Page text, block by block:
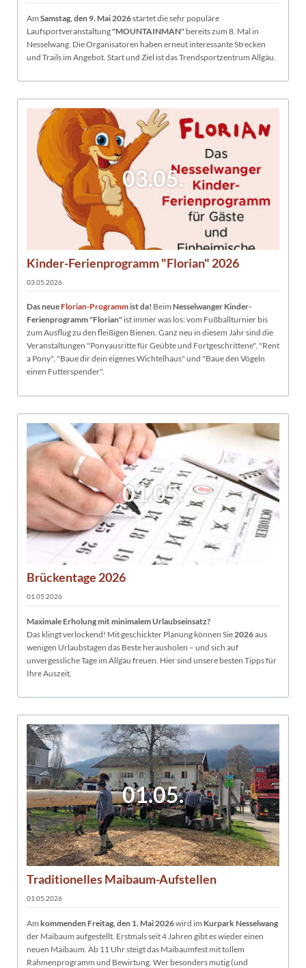
Am Samstag, den 9. Mai 2026startet die sehr populäre
Laufsportveranstaltung"MOUNTAINMAN" bereits zum 8. Mal in
Nesselwang. Die Organisatoren haben erneut interessante Strecken
und Trails im Angebot. Start und Ziel ist das Trendsportzentrum Allgäu.
03.05.
Kinder-Ferienprogramm "Florian" 2026
03.05.2026
Das neueFlorian-Programmist da! Beim Nesselwanger Kinder-
Ferienprogramm "Florian" ist immer was los: vom Fußballturnier bis
zum Ausflug zu den fleißigen Bienen. Ganz neu in diesem Jahr sind die
Veranstaltungen "Ponyausritte für Geübte und Fortgeschrittene", "Rent
a Pony", "Baue dir dein eigenes Wichtelhaus" und "Baue den Vögeln
einen Futterspender".
01.05.
Brückentage 2026
01.05.2026
Maximale Erholung mit minimalem Urlaubseinsatz?
Das klingt verlockend! Mit geschickter Planung können Sie 2026aus
wenigen Urlaubstagen das Beste herausholen – und sich auf
unvergessliche Tage im Allgäu freuen. Hier sind unsere besten Tipps für
Ihre Auszeit.
01.05.
Traditionelles Maibaum-Aufstellen
01.05.2026
Am kommenden Freitag, den 1. Mai 2026wird im Kurpark Nesselwang
der Maibaum aufgestellt. Erstmals seit 4 Jahren gibt es wieder einen
neuen Maibaum. Ab 11 Uhr steigt das Maibaumfest mit tollem
Rahmenprogramm und Bewirtung. Wer besonders mutig (und